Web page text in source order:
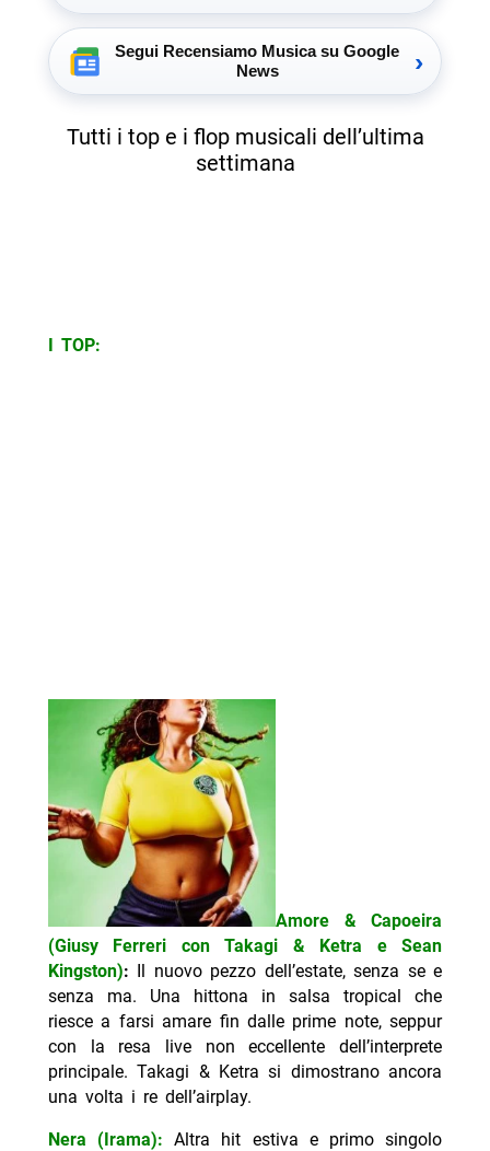
Segui Recensiamo Musica su Google
News
›
Tutti i top e i flop musicali dell’ultima
settimana
I TOP:
Amore & Capoeira
(Giusy Ferreri con Takagi & Ketra e Sean
Kingston): Il nuovo pezzo dell’estate, senza se e
senza ma. Una hittona in salsa tropical che
riesce a farsi amare fin dalle prime note, seppur
con la resa live non eccellente dell’interprete
principale. Takagi & Ketra si dimostrano ancora
una volta i re dell’airplay.
Nera (Irama): Altra hit estiva e primo singolo